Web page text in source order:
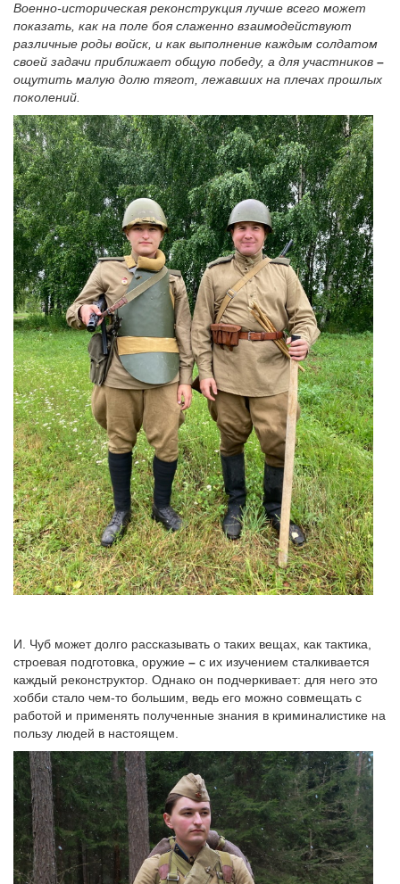
Военно-историческая реконструкция лучше всего может
показать, как на поле боя слаженно взаимодействуют
различные роды войск, и как выполнение каждым солдатом
своей задачи приближает общую победу, а для участников –
ощутить малую долю тягот, лежавших на плечах прошлых
поколений.
И. Чуб может долго рассказывать о таких вещах, как тактика,
строевая подготовка, оружие – с их изучением сталкивается
каждый реконструктор. Однако он подчеркивает: для него это
хобби стало чем-то большим, ведь его можно совмещать с
работой и применять полученные знания в криминалистике на
пользу людей в настоящем.